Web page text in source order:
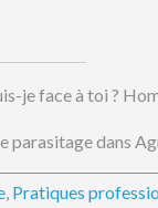
je face à toi ?
parasitage dans
, Pratiques